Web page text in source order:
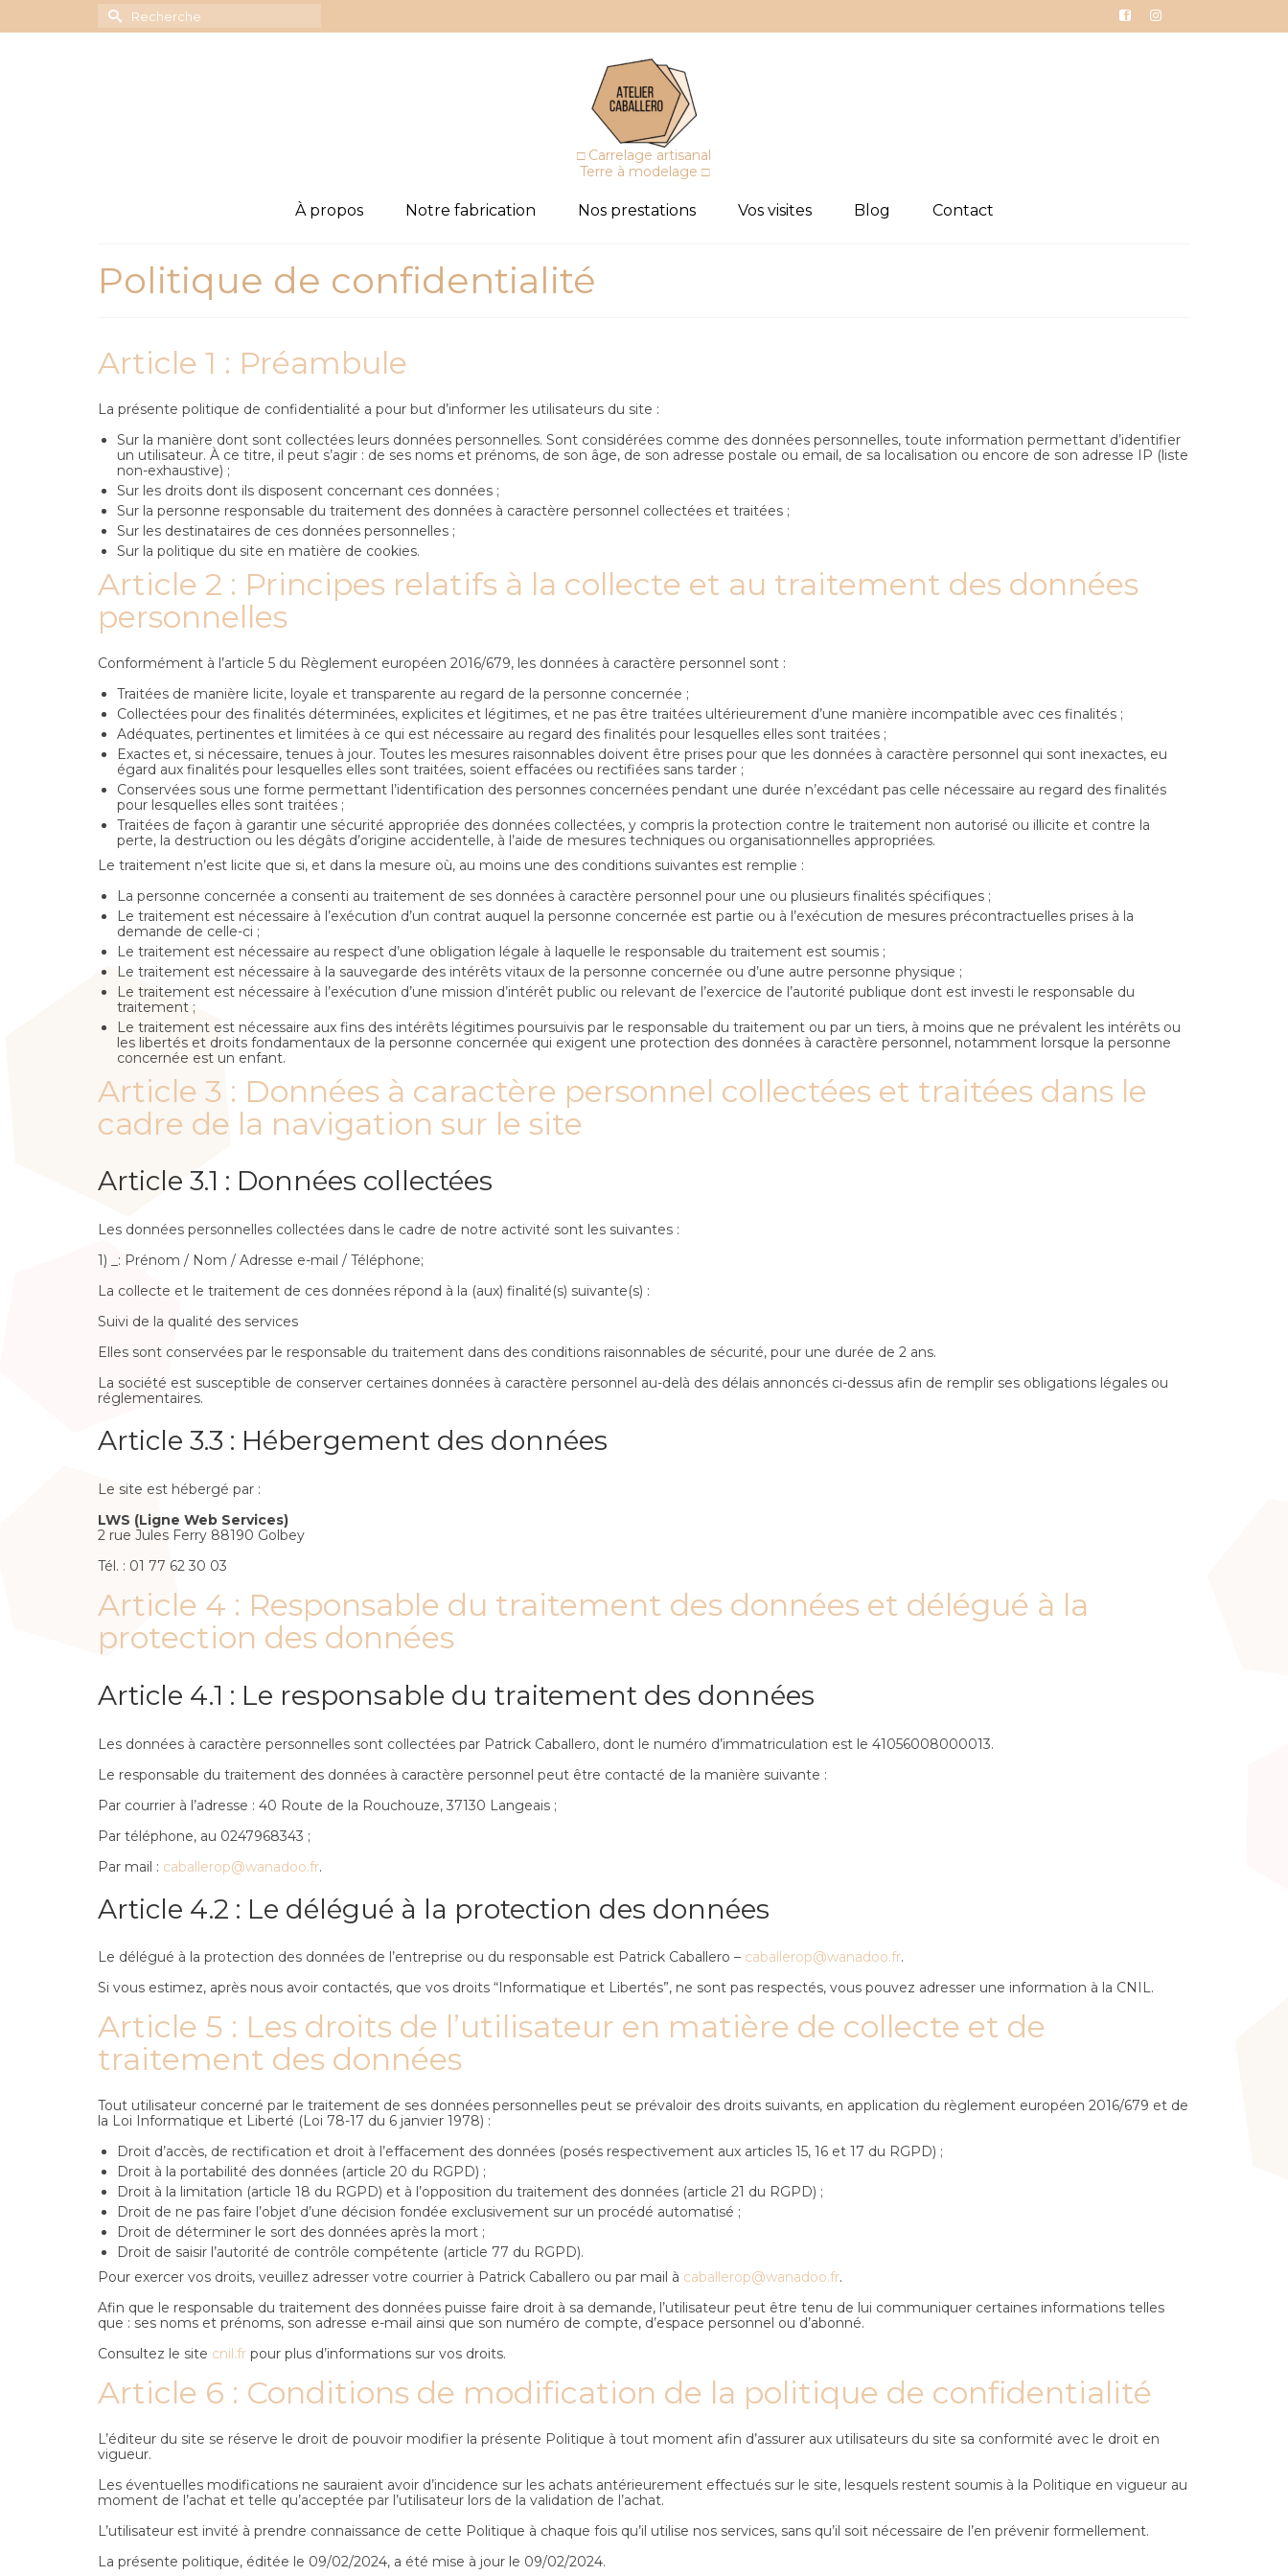
Rechercher :
□ Carrelage artisanal
Terre à modelage □
À propos Notre fabrication Nos prestations Vos visites Blog Contact
Politique de confidentialité
Article 1 : Préambule
La présente politique de confidentialité a pour but d’informer les utilisateurs du site :
Sur la manière dont sont collectées leurs données personnelles. Sont considérées comme des données personnelles, toute information permettant d’identifier
un utilisateur. À ce titre, il peut s’agir : de ses noms et prénoms, de son âge, de son adresse postale ou email, de sa localisation ou encore de son adresse IP (liste
non-exhaustive) ;
Sur les droits dont ils disposent concernant ces données ;
Sur la personne responsable du traitement des données à caractère personnel collectées et traitées ;
Sur les destinataires de ces données personnelles ;
Sur la politique du site en matière de cookies.
Article 2 : Principes relatifs à la collecte et au traitement des données
personnelles
Conformément à l’article 5 du Règlement européen 2016/679, les données à caractère personnel sont :
Traitées de manière licite, loyale et transparente au regard de la personne concernée ;
Collectées pour des finalités déterminées, explicites et légitimes, et ne pas être traitées ultérieurement d’une manière incompatible avec ces finalités ;
Adéquates, pertinentes et limitées à ce qui est nécessaire au regard des finalités pour lesquelles elles sont traitées ;
Exactes et, si nécessaire, tenues à jour. Toutes les mesures raisonnables doivent être prises pour que les données à caractère personnel qui sont inexactes, eu
égard aux finalités pour lesquelles elles sont traitées, soient effacées ou rectifiées sans tarder ;
Conservées sous une forme permettant l’identification des personnes concernées pendant une durée n’excédant pas celle nécessaire au regard des finalités
pour lesquelles elles sont traitées ;
Traitées de façon à garantir une sécurité appropriée des données collectées, y compris la protection contre le traitement non autorisé ou illicite et contre la
perte, la destruction ou les dégâts d’origine accidentelle, à l’aide de mesures techniques ou organisationnelles appropriées.
Le traitement n’est licite que si, et dans la mesure où, au moins une des conditions suivantes est remplie :
La personne concernée a consenti au traitement de ses données à caractère personnel pour une ou plusieurs finalités spécifiques ;
Le traitement est nécessaire à l’exécution d’un contrat auquel la personne concernée est partie ou à l’exécution de mesures précontractuelles prises à la
demande de celle-ci ;
Le traitement est nécessaire au respect d’une obligation légale à laquelle le responsable du traitement est soumis ;
Le traitement est nécessaire à la sauvegarde des intérêts vitaux de la personne concernée ou d’une autre personne physique ;
Le traitement est nécessaire à l’exécution d’une mission d’intérêt public ou relevant de l’exercice de l’autorité publique dont est investi le responsable du
traitement ;
Le traitement est nécessaire aux fins des intérêts légitimes poursuivis par le responsable du traitement ou par un tiers, à moins que ne prévalent les intérêts ou
les libertés et droits fondamentaux de la personne concernée qui exigent une protection des données à caractère personnel, notamment lorsque la personne
concernée est un enfant.
Article 3 : Données à caractère personnel collectées et traitées dans le
cadre de la navigation sur le site
Article 3.1 : Données collectées
Les données personnelles collectées dans le cadre de notre activité sont les suivantes :
1) _: Prénom / Nom / Adresse e-mail / Téléphone;
La collecte et le traitement de ces données répond à la (aux) finalité(s) suivante(s) :
Suivi de la qualité des services
Elles sont conservées par le responsable du traitement dans des conditions raisonnables de sécurité, pour une durée de 2 ans.
La société est susceptible de conserver certaines données à caractère personnel au-delà des délais annoncés ci-dessus afin de remplir ses obligations légales ou
réglementaires.
Article 3.3 : Hébergement des données
Le site est hébergé par :
LWS (Ligne Web Services)
2 rue Jules Ferry 88190 Golbey
Tél. : 01 77 62 30 03
Article 4 : Responsable du traitement des données et délégué à la
protection des données
Article 4.1 : Le responsable du traitement des données
Les données à caractère personnelles sont collectées par Patrick Caballero, dont le numéro d’immatriculation est le 41056008000013.
Le responsable du traitement des données à caractère personnel peut être contacté de la manière suivante :
Par courrier à l’adresse : 40 Route de la Rouchouze, 37130 Langeais ;
Par téléphone, au 0247968343 ;
Par mail : caballerop@wanadoo.fr.
Article 4.2 : Le délégué à la protection des données
Le délégué à la protection des données de l’entreprise ou du responsable est Patrick Caballero – caballerop@wanadoo.fr.
Si vous estimez, après nous avoir contactés, que vos droits “Informatique et Libertés”, ne sont pas respectés, vous pouvez adresser une information à la CNIL.
Article 5 : Les droits de l’utilisateur en matière de collecte et de
traitement des données
Tout utilisateur concerné par le traitement de ses données personnelles peut se prévaloir des droits suivants, en application du règlement européen 2016/679 et de
la Loi Informatique et Liberté (Loi 78-17 du 6 janvier 1978) :
Droit d’accès, de rectification et droit à l’effacement des données (posés respectivement aux articles 15, 16 et 17 du RGPD) ;
Droit à la portabilité des données (article 20 du RGPD) ;
Droit à la limitation (article 18 du RGPD) et à l’opposition du traitement des données (article 21 du RGPD) ;
Droit de ne pas faire l’objet d’une décision fondée exclusivement sur un procédé automatisé ;
Droit de déterminer le sort des données après la mort ;
Droit de saisir l’autorité de contrôle compétente (article 77 du RGPD).
Pour exercer vos droits, veuillez adresser votre courrier à Patrick Caballero ou par mail à caballerop@wanadoo.fr.
Afin que le responsable du traitement des données puisse faire droit à sa demande, l’utilisateur peut être tenu de lui communiquer certaines informations telles
que : ses noms et prénoms, son adresse e-mail ainsi que son numéro de compte, d’espace personnel ou d’abonné.
Consultez le site cnil.fr pour plus d’informations sur vos droits.
Article 6 : Conditions de modification de la politique de confidentialité
L’éditeur du site se réserve le droit de pouvoir modifier la présente Politique à tout moment afin d’assurer aux utilisateurs du site sa conformité avec le droit en
vigueur.
Les éventuelles modifications ne sauraient avoir d’incidence sur les achats antérieurement effectués sur le site, lesquels restent soumis à la Politique en vigueur au
moment de l’achat et telle qu’acceptée par l’utilisateur lors de la validation de l’achat.
L’utilisateur est invité à prendre connaissance de cette Politique à chaque fois qu’il utilise nos services, sans qu’il soit nécessaire de l’en prévenir formellement.
La présente politique, éditée le 09/02/2024, a été mise à jour le 09/02/2024.